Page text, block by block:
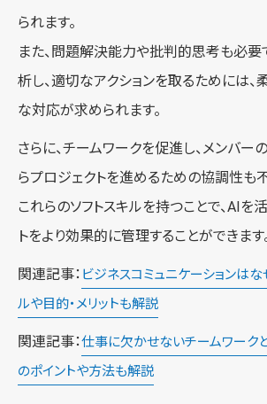
られます。
また、問題解決能力や批判的思考も必要
析し、適切なアクションを取るためには
な対応が求められます。
さらに、チームワークを促進し、メンバ
らプロジェクトを進めるための協調性も
これらのソフトスキルを持つことで、AIを
トをより効果的に管理することができます
関連記事： ビジネスコミュニケーションは
ルや目的・メリットも解説
関連記事：仕事に欠かせないチームワーク
のポイントや方法も解説